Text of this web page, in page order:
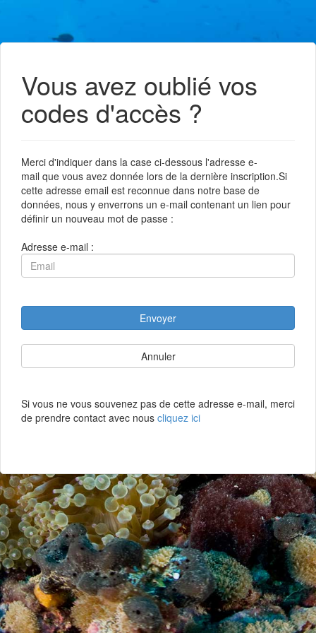
Vous avez oublié vos
codes d'accès ?
Merci d'indiquer dans la case ci-dessous l'adresse e-
mail que vous avez donnée lors de la dernière inscription.Si
cette adresse email est reconnue dans notre base de
données, nous y enverrons un e-mail contenant un lien pour
définir un nouveau mot de passe :
Adresse e-mail :
Envoyer
Annuler
Si vous ne vous souvenez pas de cette adresse e-mail, merci
de prendre contact avec nous cliquez ici